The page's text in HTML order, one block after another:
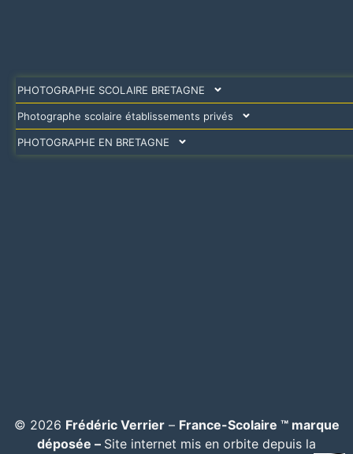
PHOTOGRAPHE SCOLAIRE BRETAGNE
Photographe scolaire établissements privés
PHOTOGRAPHE EN BRETAGNE
© 2026 Frédéric Verrier– France-Scolaire ™ marque
déposée – Site internet mis en orbite depuis la